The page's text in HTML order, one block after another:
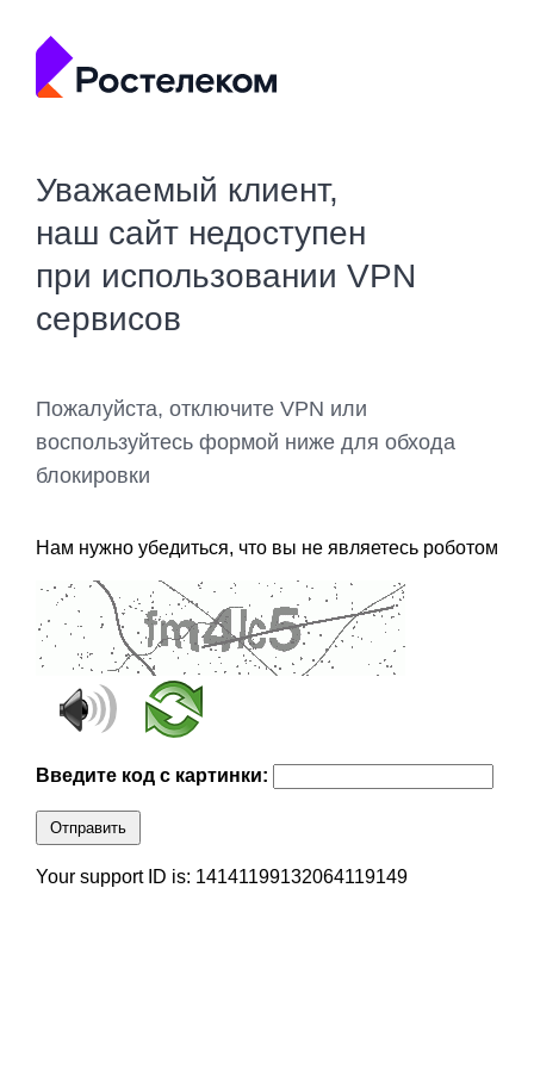
Уважаемый клиент,
наш сайт недоступен
при использовании VPN
сервисов
Пожалуйста, отключите VPN или
воспользуйтесь формой ниже для обхода
блокировки
Нам нужно убедиться, что вы не являетесь роботом
Введите код с картинки:
Отправить
Your support ID is: 14141199132064119149